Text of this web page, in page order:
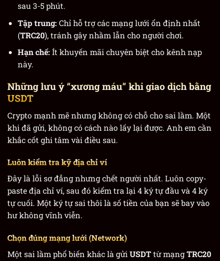
sau 3-5 phút.
Tập trung: Chỉ hỗ trợ các mạng lưới ổn định nhất
(TRC20), tránh gây nhầm lẫn cho người chơi.
Hạn chế: Ít khuyến mãi chuyên biệt cho kênh nạp
này.
Những lưu ý “xương máu” khi giao dịch bằng
USDT
Crypto mạnh mẽ nhưng không có chỗ cho sai lầm. Một
khi đã gửi, không có cách nào lấy lại được. Anh em cần
khắc cốt ghi tâm vài điều sau.
Luôn kiểm tra kỹ địa chỉ ví
Đây là lỗi sơ đẳng nhưng chết người nhất. Luôn copy-
paste địa chỉ ví, sau đó kiểm tra lại 4 ký tự đầu và 4 ký
tự cuối. Một ký tự sai thôi là số tiền của bạn sẽ bay vào
hư không vĩnh viễn.
Chọn đúng mạng lưới (Network)
Một sai lầm phổ biến khác là gửiUSDTtừ mạngTRC20